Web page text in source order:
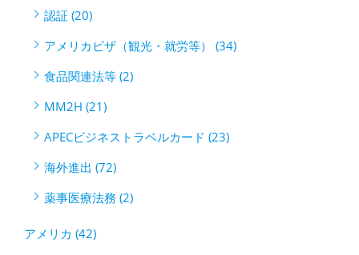
認証 (20)
アメリカビザ（観光・就労等） (34)
食品関連法等 (2)
MM2H (21)
APECビジネストラベルカード (23)
海外進出 (72)
薬事医療法務 (2)
アメリカ (42)